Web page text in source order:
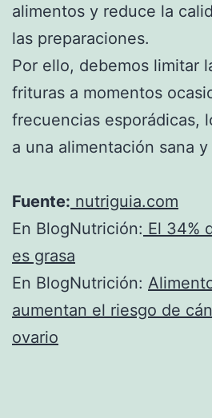
alimentos y reduce la
las preparaciones.
Por ello, debemos limitar
frituras a momentos
frecuencias esporádicas,
a una alimentación sana
Fuente: nutriguia.com
En BlogNutrición: El 34%
es grasa
En BlogNutrición:
aumentan el riesgo de
ovario